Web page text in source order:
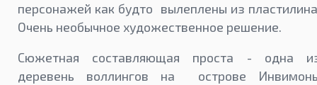
персонажей как будто вылеплены из
Очень необычное художественное решение.
Сюжетная составляющая проста - одна
деревень воллингов на острове